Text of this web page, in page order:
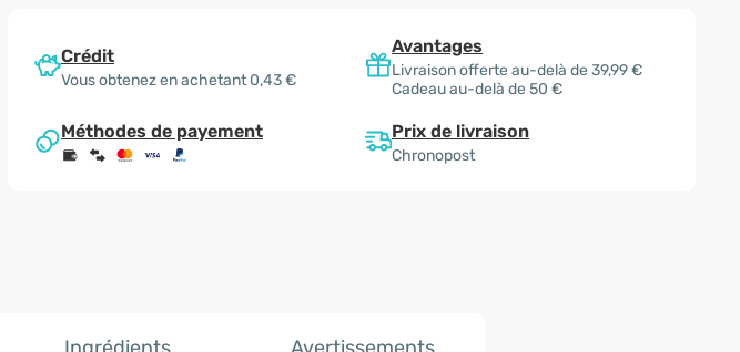
Crédit
Vous obtenez en achetant 0,43 €
Avantages
Livraison offerte au-delà de 39,99 €
Cadeau au-delà de 50 €
Méthodes de payement Prix de livraison
Chronopost